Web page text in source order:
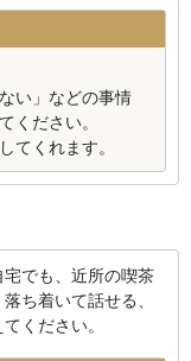
い」などの事情
ください。
てくれます。
でも、近所の喫茶
ち着いて話せる、
ください。